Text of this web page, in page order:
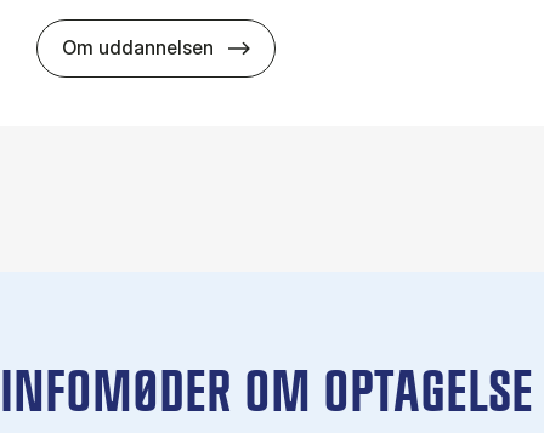
Om uddannelsen HA(mat.) - erhvervs­økonomi og
IN­FO­MØ­DER OM OP­TA­GEL­SE